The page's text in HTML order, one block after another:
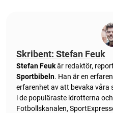
Skribent: Stefan Feuk
Stefan Feukär redaktör,
Sportbibeln. Han är en
erfarenhet av att bevaka
i de populäraste idrotterna
Fotbollskanalen,